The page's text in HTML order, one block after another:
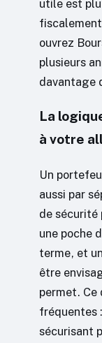
utile est
ouvrez
plusieurs
davantage
La
à votre
Un
aussi par
de sécurité
une poche
terme, et
être
permet. Ce
fréquentes
sécurisant